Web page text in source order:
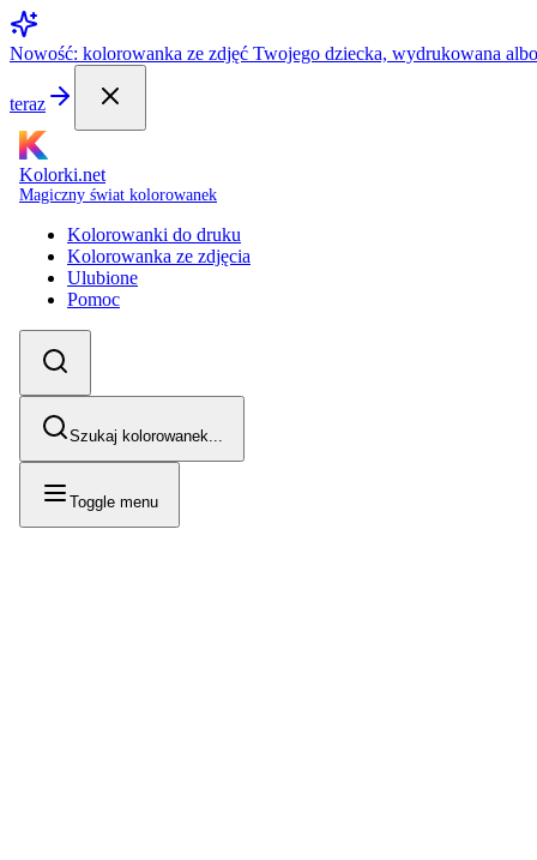
Nowość: kolorowanka ze zdjęć Twojego dziecka, wydrukowana
teraz
Kolorki.net
Magiczny świat kolorowanek
Kolorowanki do druku
Kolorowanka ze zdjęcia
Ulubione
Pomoc
Szukaj kolorowanek...
Toggle menu